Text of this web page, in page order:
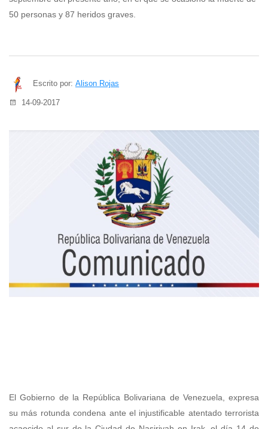
50 personas y 87 heridos graves.
Escrito por: Alison Rojas
14-09-2017
El Gobierno de la República Bolivariana de Venezuela, expresa
su más rotunda condena ante el injustificable atentado terrorista